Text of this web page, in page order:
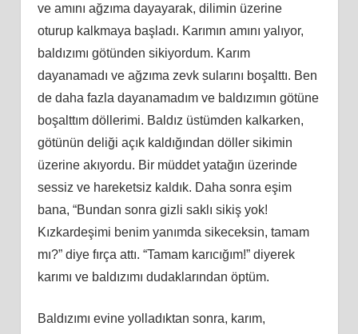
ve amını ağzıma dayayarak, dilimin üzerine
oturup kalkmaya başladı. Karımın amını yalıyor,
baldızımı götünden sikiyordum. Karım
dayanamadı ve ağzıma zevk sularını boşalttı. Ben
de daha fazla dayanamadım ve baldızımın götüne
boşalttım döllerimi. Baldız üstümden kalkarken,
götünün deliği açık kaldığından döller sikimin
üzerine akıyordu. Bir müddet yatağın üzerinde
sessiz ve hareketsiz kaldık. Daha sonra eşim
bana, “Bundan sonra gizli saklı sikiş yok!
Kızkardeşimi benim yanımda sikeceksin, tamam
mı?” diye fırça attı. “Tamam karıcığım!” diyerek
karımı ve baldızımı dudaklarından öptüm.
Baldızımı evine yolladıktan sonra, karım,